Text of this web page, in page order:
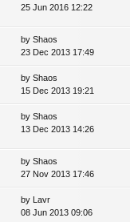
25 Jun 2016 12:22
by Shaos
23 Dec 2013 17:49
by Shaos
15 Dec 2013 19:21
by Shaos
13 Dec 2013 14:26
by Shaos
27 Nov 2013 17:46
by Lavr
08 Jun 2013 09:06